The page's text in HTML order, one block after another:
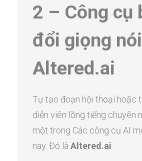
2 – Công cụ
đổi giọng nói
Altered.ai
Tự tạo đoạn hội thoại hoặc
diễn viên lồng tiếng chuyên
một trong Các công cụ AI
nay. Đó làAltered.ai